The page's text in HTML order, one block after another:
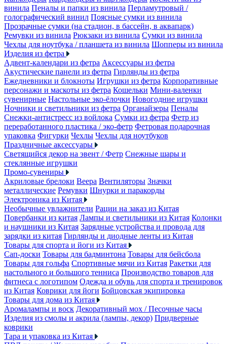
винила Пеналы и папки из винила Перламутровый /
голографический винил Поясные сумки из винила
Прозрачные сумки (на стадион, в бассейн, в аквапарк)
Ремувки из винила Рюкзаки из винила Сумки из винила
Чехлы для ноутбука / планшета из винила Шопперы из винила
Изделия из фетра
Адвент-календари из фетра Аксессуары из фетра
Акустические панели из фетра Гирлянды из фетра
Ежедневники и блокноты Игрушки из фетра Корпоративные
персонажи и маскоты из фетра Кошельки Мини-валенки
сувенирные Настольные эко-ёлочки Новогодние игрушки
Ночники и светильники из фетра Органайзеры Пеналы
Снежки-антистресс из войлока Сумки из фетра Фетр из
переработанного пластика / эко-фетр Фетровая подарочная
упаковка Фигурки Чехлы Чехлы для ноутбуков
Праздничные аксессуары
Светящийся декор на эвент / Фетр Снежные шары и
стеклянные игрушки
Промо-сувениры
Акриловые брелоки Веера Вентиляторы Значки
металлические Ремувки Шнурки и паракорды
Электроника из Китая
Необычные увлажнители Рации на заказ из Китая
Повербанки из китая Лампы и светильники из Китая Колонки
и наушники из Китая Зарядные устройства и провода для
зарядки из китая Гирлянды и диодные ленты из Китая
Товары для спорта и йоги из Китая
Сап-доски Товары для бадминтона Товары для бейсбола
Товары для гольфа Спортивные мячи из Китая Ракетки для
настольного и большого тенниса Производство товаров для
фитнеса с логотипом Одежда и обувь для спорта и тренировок
из Китая Коврики для йоги Бойцовская экипировка
Товары для дома из Китая
Аромалампы и воск Декоративный мох / Песочные часы
Изделия из смолы и акрила (лампы, декор) Придверные
коврики
Тара и упаковка из Китая